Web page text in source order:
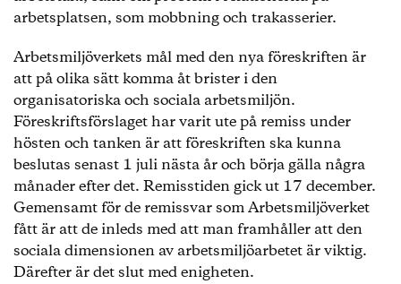
arbetsplatsen, som mobbning och trakasserier.
Arbetsmiljöverkets mål med den nya föreskriften är
att på olika sätt komma åt brister i den
organisatoriska och sociala arbetsmiljön.
Föreskriftsförslaget har varit ute på remiss under
hösten och tanken är att föreskriften ska kunna
beslutas senast 1 juli nästa år och börja gälla några
månader efter det. Remisstiden gick ut 17 december.
Gemensamt för de remissvar som Arbetsmiljöverket
fått är att de inleds med att man framhåller att den
sociala dimensionen av arbetsmiljöarbetet är viktig.
Därefter är det slut med enigheten.